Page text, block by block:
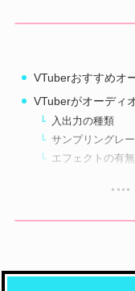
VTuberおすすめオ
VTuberがオーディ
入出力の種類
サンプリングレ
エフェクトの有無